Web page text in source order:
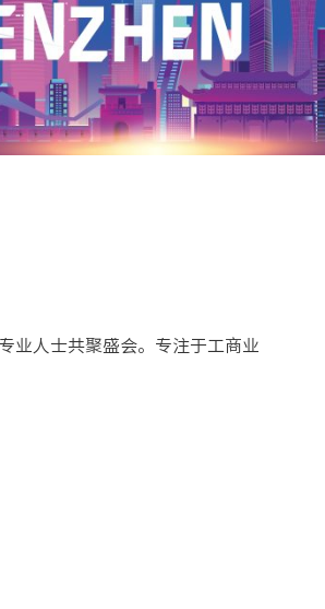
业人士共聚盛会。专注于工商业